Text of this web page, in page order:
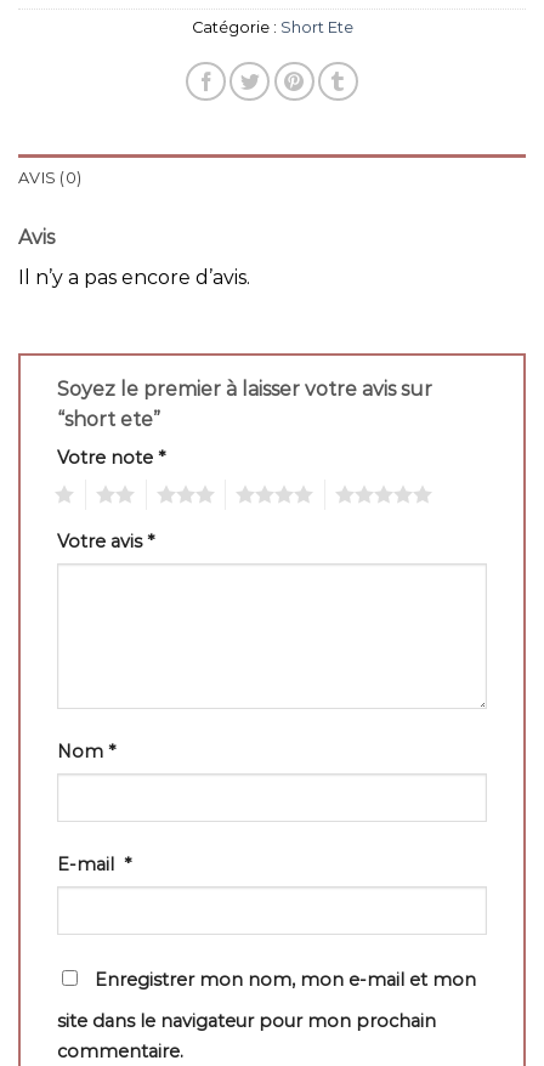
Catégorie : Short Ete
AVIS (0)
Avis
Il n’y a pas encore d’avis.
Soyez le premier à laisser votre avis sur
“short ete”
Votre note *
Votre avis*
Nom *
E-mail *
Enregistrer mon nom, mon e-mail et mon
site dans le navigateur pour mon prochain
commentaire.